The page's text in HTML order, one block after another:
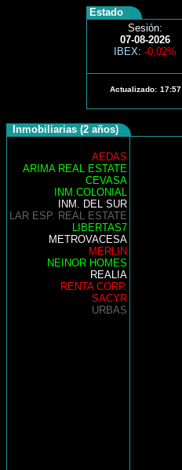
Estado
Sesión:
07-08-2026
IBEX: -0,02%
Actualizado: 17:57
Inmobiliarias (2 años)
AEDAS
ARIMA REAL ESTATE
CEVASA
INM.COLONIAL
INM. DEL SUR
LAR ESP. REAL ESTATE
LIBERTAS7
METROVACESA
MERLIN
NEINOR HOMES
REALIA
RENTA CORP.
SACYR
URBAS